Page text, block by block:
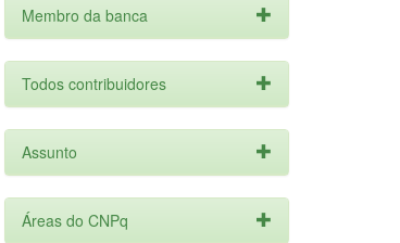
Membro da banca
Todos contribuidores
Assunto
Áreas do CNPq